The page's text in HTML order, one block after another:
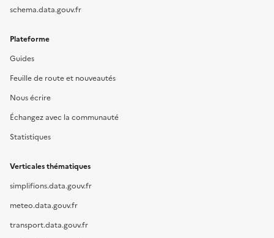
schema.data.gouv.fr
Plateforme
Guides
Feuille de route et nouveautés
Nous écrire
Échangez avec la communauté
Statistiques
Verticales thématiques
simplifions.data.gouv.fr
meteo.data.gouv.fr
transport.data.gouv.fr